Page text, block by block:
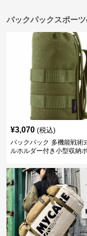
バックパックスポー
¥3,070 (税込)
バックパック 多機能戦術
ルホルダー付き小型収納